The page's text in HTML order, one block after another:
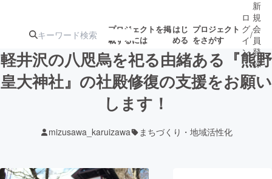
プロジェクトを掲
載するには
はじ
める
プロジェクト
をさがす
注目の新着プロ募集終了が近いプ
ロ
グ
イ
ン
/
新
規
会
員
登
録
軽井沢の八咫烏を祀る由緒ある『熊野
皇大神社』の社殿修復の支援をお願い
します！
mizusawa_karuizawa まちづくり・地域活性化